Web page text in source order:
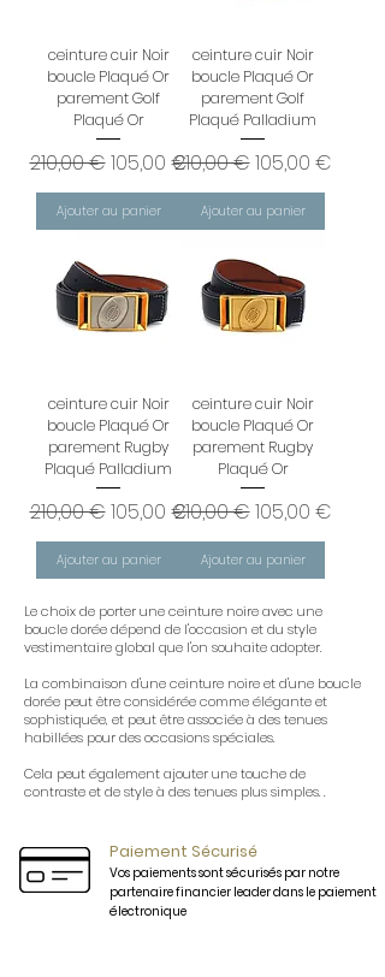
ceinture cuir Noir
boucle Plaqué Or
parement Golf
Plaqué Or
Prix original
210,00 €Prix promotionnel
105,00 €
Ajouter au panier
ceinture cuir Noir
boucle Plaqué Or
parement Golf
Plaqué Palladium
Prix original
210,00 €Prix
105,00 €
Ajouter au panier
ceinture cuir Noir
boucle Plaqué Or
parement Rugby
Plaqué Palladium
Prix original
210,00 €Prix promotionnel
105,00 €
Ajouter au panier
ceinture cuir Noir
boucle Plaqué Or
parement Rugby
Plaqué Or
Prix original
210,00 €Prix
105,00 €
Ajouter au panier
Le choix de porter une ceinture noire avec une
boucle dorée dépend de l'occasion et du style
vestimentaire global que l'on souhaite adopter.
La combinaison d'une ceinture noire et d'une boucle
dorée peut être considérée comme élégante et
sophistiquée, et peut être associée à des tenues
habillées pour des occasions spéciales.
Cela peut également ajouter une touche de
contraste et de style à des tenues plus simples. .
Paiement Sécurisé
Vos paiements sont sécurisés par notre
partenaire financier leader dans le paiement
électronique